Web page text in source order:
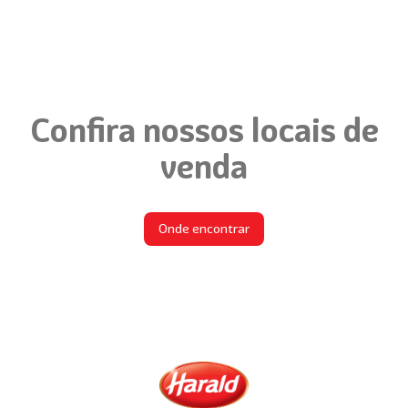
Confira nossos locais de
venda
Onde encontrar